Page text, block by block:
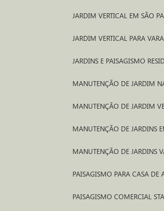
JARDIM VERTICAL EM SÃO
JARDIM VERTICAL PARA
JARDINS E PAISAGISMO
MANUTENÇÃO DE JARDIM
MANUTENÇÃO DE JARDIM
MANUTENÇÃO DE
MANUTENÇÃO DE JARDINS
PAISAGISMO PARA CASA
PAISAGISMO COMERCIAL